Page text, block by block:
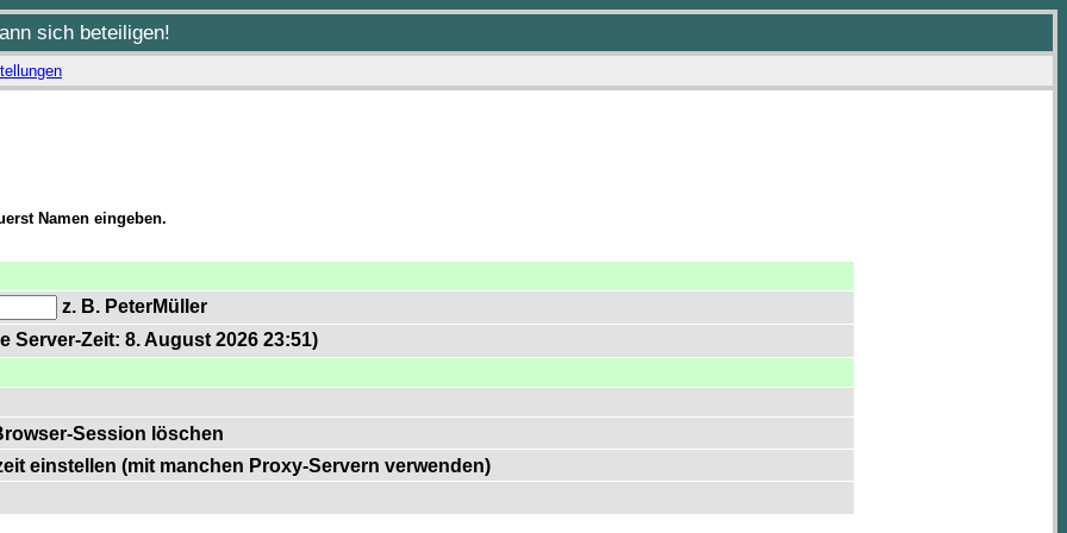
sich beteiligen!
Namen eingeben.
z. B. PeterMüller
Server-Zeit: 8. August 2026 23:51)
Session löschen
einstellen (mit manchen Proxy-Servern verwenden)